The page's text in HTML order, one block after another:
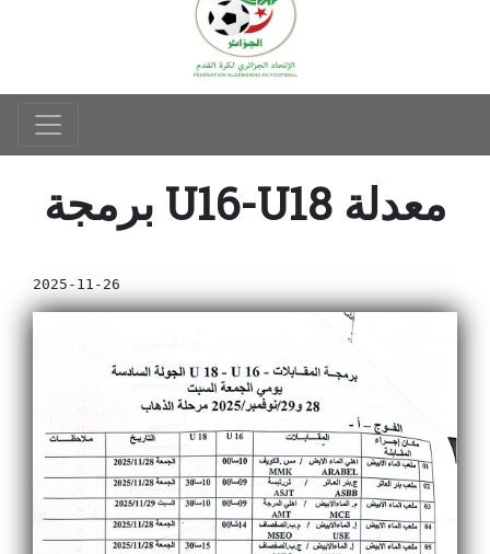
برمجة U16-U18 معدلة
2025-11-26